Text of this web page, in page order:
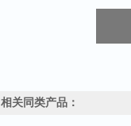
相关同类产品：